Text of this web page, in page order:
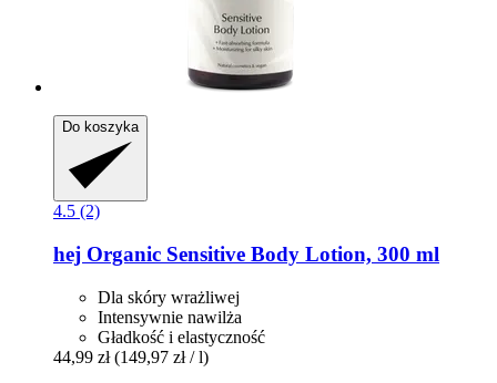
Do koszyka
4.5 (2)
hej Organic Sensitive Body Lotion, 300 ml
Dla skóry wrażliwej
Intensywnie nawilża
Gładkość i elastyczność
44,99 zł (149,97 zł / l)